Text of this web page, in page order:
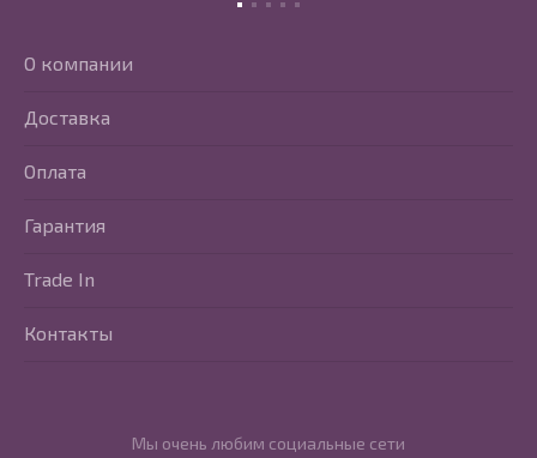
Мы очень любим социальные сети
О компании
Доставка
Оплата
Гарантия
Trade In
Контакты